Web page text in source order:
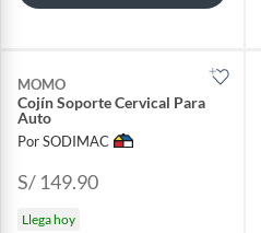
MOMO
Cojín Soporte Cervical Para
Auto
Por SODIMAC
S/ 149.90
Llega hoy